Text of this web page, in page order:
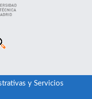
y Servicios